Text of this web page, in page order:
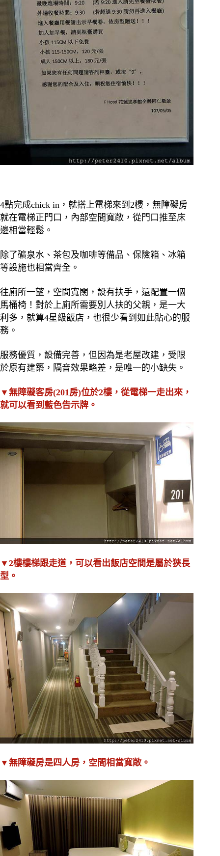
4點完成chick in，就搭上電梯來到2樓，無障礙房
就在電梯正門口，內部空間寬敞，從門口推至床
邊相當輕鬆。
除了礦泉水、茶包及咖啡等備品、保險箱、冰箱
等設施也相當齊全。
往廁所一望，空間寬闊，設有扶手，還配置一個
馬桶椅！對於上廁所需要別人扶的父親，是一大
利多，就算4星級飯店，也很少看到如此貼心的服
務。
服務優質，設備完善，但因為是老屋改建，受限
於原有建築，隔音效果略差，是唯一的小缺失。
▼無障礙客房(201房)位於2樓，從電梯一走出來，
就可以看到藍色告示牌。
▼2樓樓梯跟走道，可以看出飯店空間是屬於狹長
型。
▼無障礙房是四人房，空間相當寬敞。